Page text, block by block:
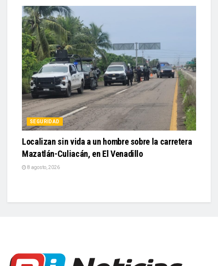
SEGURIDAD
Localizan sin vida a un hombre sobre la carretera
Mazatlán-Culiacán, en El Venadillo
8 agosto, 2026